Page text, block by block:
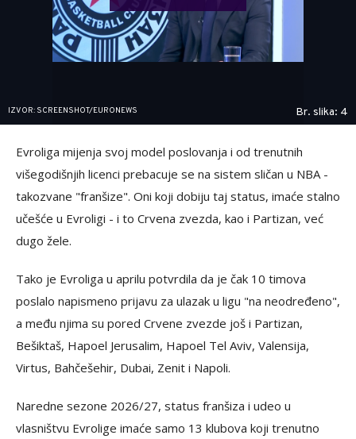
IZVOR: SCREENSHOT/EURONEWS Br. slika: 4
Evroliga mijenja svoj model poslovanja i od trenutnih
višegodišnjih licenci prebacuje se na sistem sličan u NBA -
takozvane "franšize". Oni koji dobiju taj status, imaće stalno
učešće u Evroligi - i to Crvena zvezda, kao i Partizan, već
dugo žele.
Tako je Evroliga u aprilu potvrdila da je čak 10 timova
poslalo napismeno prijavu za ulazak u ligu "na neodređeno",
a među njima su pored Crvene zvezde još i Partizan,
Bešiktaš, Hapoel Jerusalim, Hapoel Tel Aviv, Valensija,
Virtus, Bahčešehir, Dubai, Zenit i Napoli.
Naredne sezone 2026/27, status franšiza i udeo u
vlasništvu Evrolige imaće samo 13 klubova koji trenutno